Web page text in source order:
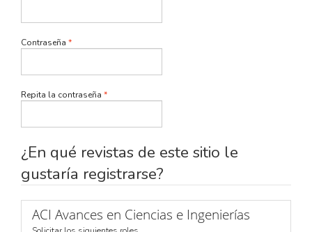
Contraseña *Obligatorio
Repita la contraseña *Obligatorio
¿En qué revistas de este sitio le
gustaría registrarse?
ACI Avances en Ciencias e Ingenierías